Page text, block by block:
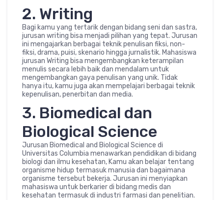
2. Writing
Bagi kamu yang tertarik dengan bidang seni dan sastra,
jurusan writing bisa menjadi pilihan yang tepat. Jurusan
ini mengajarkan berbagai teknik penulisan fiksi, non-
fiksi, drama, puisi, skenario hingga jurnalistik. Mahasiswa
jurusan Writing bisa mengembangkan keterampilan
menulis secara lebih baik dan mendalam untuk
mengembangkan gaya penulisan yang unik. Tidak
hanya itu, kamu juga akan mempelajari berbagai teknik
kepenulisan, penerbitan dan media.
3. Biomedical dan
Biological Science
Jurusan Biomedical and Biological Science di
Universitas Columbia menawarkan pendidikan di bidang
biologi dan ilmu kesehatan, Kamu akan belajar tentang
organisme hidup termasuk manusia dan bagaimana
organisme tersebut bekerja. Jurusan ini menyiapkan
mahasiswa untuk berkarier di bidang medis dan
kesehatan termasuk di industri farmasi dan penelitian.